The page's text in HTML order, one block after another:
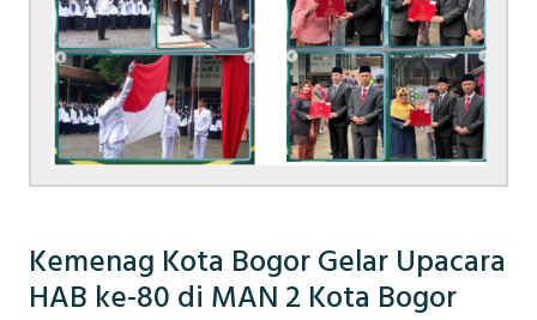
Kemenag Kota Bogor Gelar Upacara
HAB ke-80 di MAN 2 Kota Bogor